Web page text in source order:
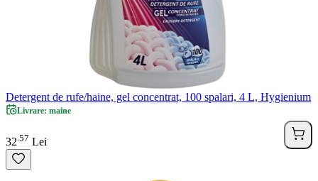
Detergent de rufe/haine, gel concentrat, 100 spalari, 4 L, Hygienium
Livrare: maine
32 57 Lei